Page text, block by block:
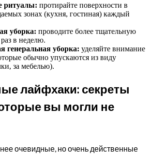
ритуалы: протирайте поверхности в
зонах (кухня, гостиная) каждый
уборка: проводите более тщательную
в неделю.
генеральная уборка: уделяйте внимание
обычно упускаются из виду
за мебелью).
лайфхаки: секреты
вы могли не
очевидные, но очень действенные